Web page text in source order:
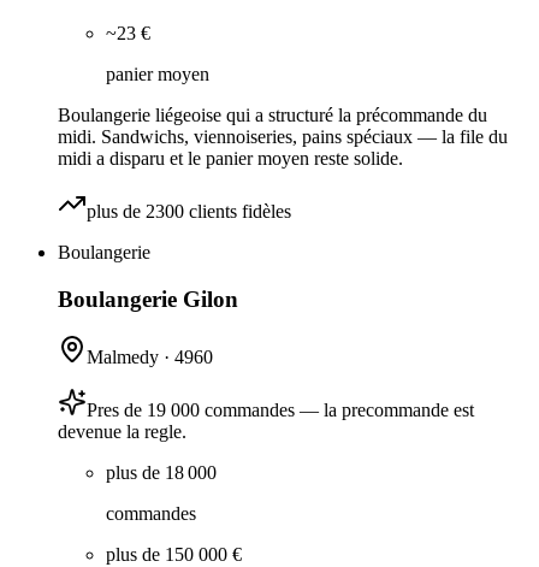
~23 €
panier moyen
Boulangerie liégeoise qui a structuré la précommande du
midi. Sandwichs, viennoiseries, pains spéciaux — la file du
midi a disparu et le panier moyen reste solide.
plus de 2300 clients fidèles
Boulangerie
Boulangerie Gilon
Malmedy · 4960
Pres de 19 000 commandes — la precommande est
devenue la regle.
plus de 18 000
commandes
plus de 150 000 €